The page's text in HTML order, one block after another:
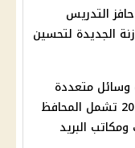
التدريس
بالموازنة الجديدة لتحسين
وسائل متعددة
لصرف معاشات يونيو 2026 تشمل المحافظ
ومكاتب البريد